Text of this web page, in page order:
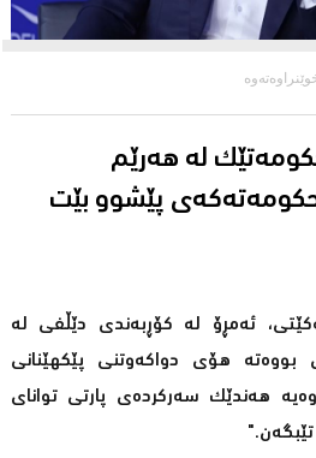
له‌ هه‌رێم
حكومه‌ته‌كه‌ی پێشوو بێت
ئه‌مڕۆ له‌ كۆڕبه‌ندی دێڵفی له‌
بووه‌ته‌ هۆی دواكه‌وتنی پێكهێنانی
هه‌ندێك سه‌ركرده‌ی پارتی توانای